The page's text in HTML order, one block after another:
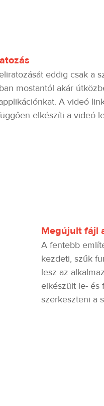
eddig csak a
mostantól akár
A videó
elkészíti a videó
Megújult fájl
A fentebb
kezdeti, szűk
lesz az
elkészült le- és
szerkeszteni a